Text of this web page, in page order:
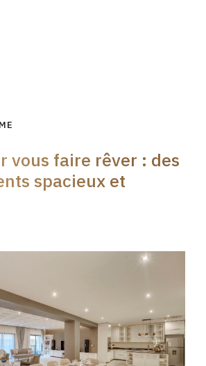
vous faire rêver : des
spacieux et